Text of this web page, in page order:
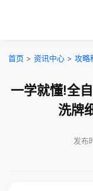
首页 > 资讯中心 > 攻略
一学就懂!全
洗牌
发布